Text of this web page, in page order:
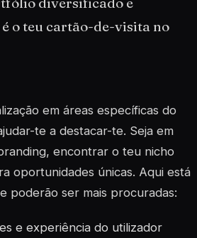
o teu cartão-de-visita no
em áreas específicas do
te a destacar-te. Seja em
encontrar o teu nicho
oportunidades únicas. Aqui está
poderão ser mais procuradas:
e experiência do utilizador